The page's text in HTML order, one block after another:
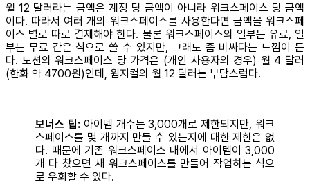
월 12 달러라는 금액은 계정 당 금액이 아니라 워크스페이스 당 금액
이다. 따라서 여러 개의 워크스페이스를 사용한다면 금액을 워크스페
이스 별로 따로 결제해야 한다. 물론 워크스페이스의 일부는 유료, 일
부는 무료 같은 식으로 쓸 수 있지만, 그래도 좀 비싸다는 느낌이 든
다. 노션의 워크스페이스 당 가격은 (개인 사용자의 경우) 월 4 달러
(한화 약 4700원)인데, 윔지컬의 월 12 달러는 부담스럽다.
보너스 팁:아이템 개수는 3,000개로 제한되지만, 워크
스페이스를 몇 개까지 만들 수 있는지에 대한 제한은 없
다. 때문에 기존 워크스페이스 내에서 아이템이 3,000
개 다 찼으면 새 워크스페이스를 만들어 작업하는 식으
로 우회할 수 있다.